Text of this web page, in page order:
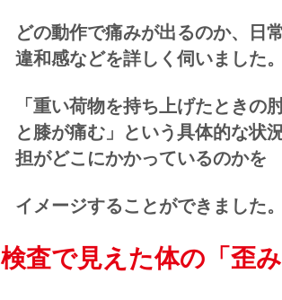
どの動作で痛みが出るのか、日
違和感などを詳しく伺いました。
「重い荷物を持ち上げたときの
と膝が痛む」という具体的な状
担がどこにかかっているのかを
イメージすることができました。
検査で見えた体の「歪み